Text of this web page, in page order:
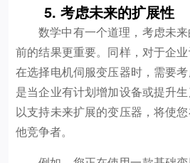
5. 考虑未来的扩展性
数学中有一个道理，考虑未
前的结果更重要。同样，对于企业
在选择电机伺服变压器时，需要
是当企业有计划增加设备或提升
以支持未来扩展的变压器，将使
他竞争者。